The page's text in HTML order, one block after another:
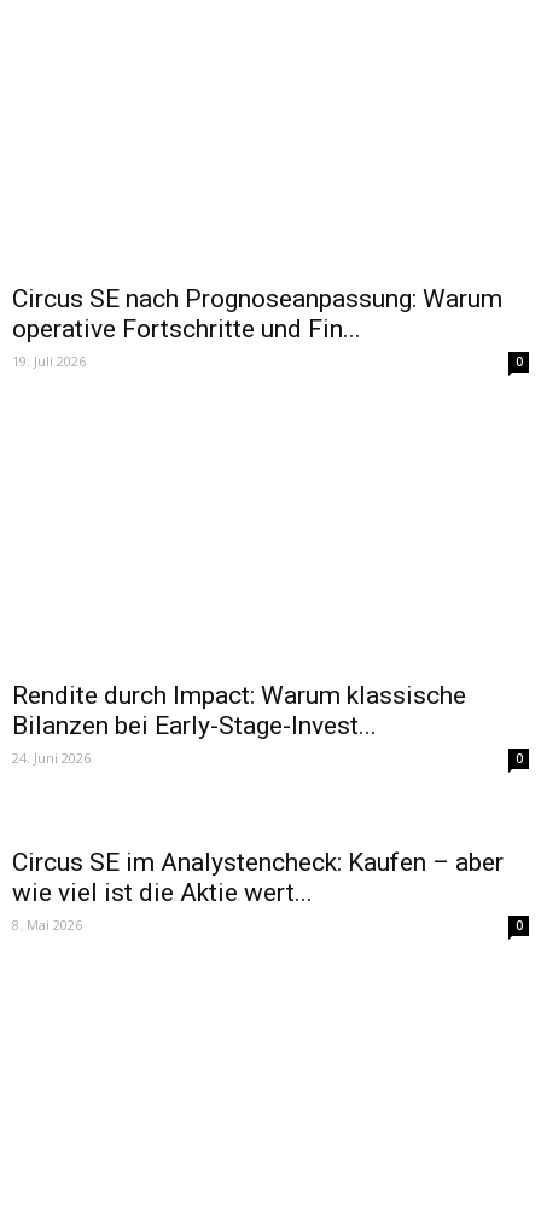
Circus SE nach Prognoseanpassung: Warum
operative Fortschritte und Fin...
19. Juli 2026 0
Rendite durch Impact: Warum klassische
Bilanzen bei Early-Stage-Invest...
24. Juni 2026 0
Circus SE im Analystencheck: Kaufen – aber
wie viel ist die Aktie wert...
8. Mai 2026 0